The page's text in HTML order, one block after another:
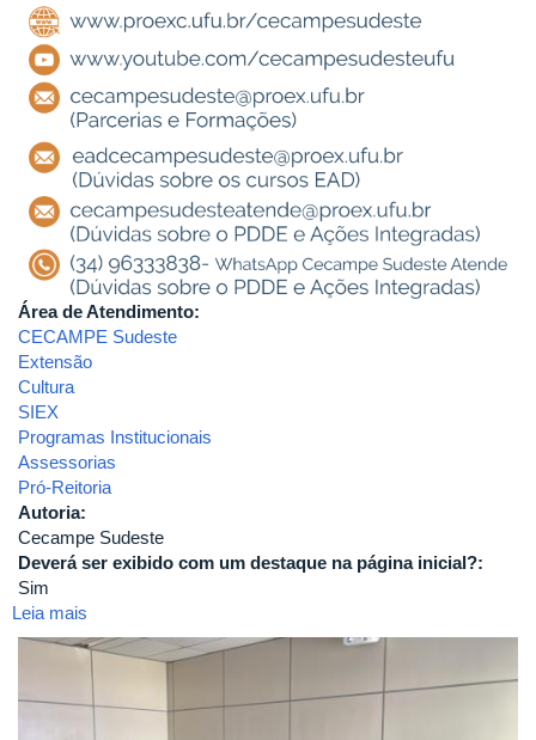
Área de Atendimento:
CECAMPE Sudeste
Extensão
Cultura
SIEX
Programas Institucionais
Assessorias
Pró-Reitoria
Autoria:
Cecampe Sudeste
Deverá ser exibido com um destaque na página inicial?:
Sim
Leia mais
Formação
Presencial
Compartilhantes